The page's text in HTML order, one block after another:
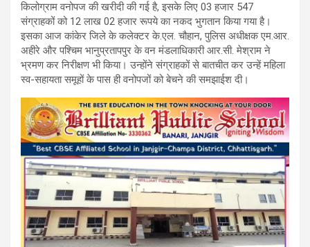
किलोग्राम वनोपज की खरीदी की गई है, इसके लिए 03 हजार 547
संग्राहकों को 12 लाख 02 हजार रूपये का नकद भुगतान किया गया है।
इसका आज कांकेर जिले के कलेक्टर के.एल. चौहान, पुलिस अधीक्षक एम.आर.
अहीरे और पश्चिम भानुप्रतापपुर के वन मंडलाधिकारी आर.सी. मेश्राम ने
भ्रमण कर निरीक्षण भी किया। उन्होंने संग्राहकों से बातचीत कर उन्हें महिला
स्व-सहायता समूहों के पास ही वनोपजों को बेचने की समझाईश दी।